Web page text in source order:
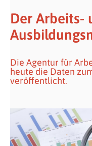
Der Arbeits-
Die Agentur für
heute die Daten
veröffentlicht.